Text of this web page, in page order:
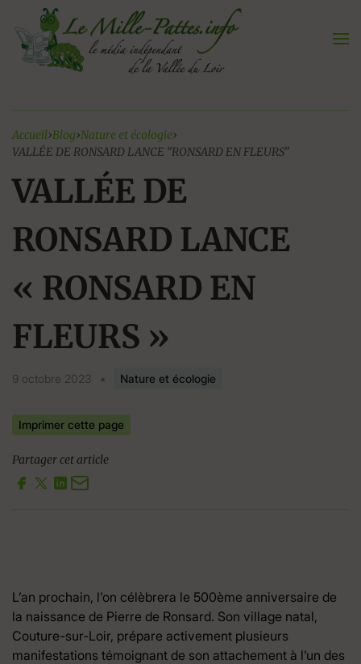
contenu
Accueil›Blog›Nature et écologie›
VALLÉE DE RONSARD LANCE “RONSARD EN FLEURS”
VALLÉE DE
RONSARD LANCE
« RONSARD EN
FLEURS »
9 octobre 2023 • Nature et écologie
Imprimer cette page
Partager cet article
L’an prochain, l’on célèbrera le 500ème anniversaire de
la naissance de Pierre de Ronsard. Son village natal,
Couture-sur-Loir, prépare activement plusieurs
manifestations témoignant de son attachement à l’un des